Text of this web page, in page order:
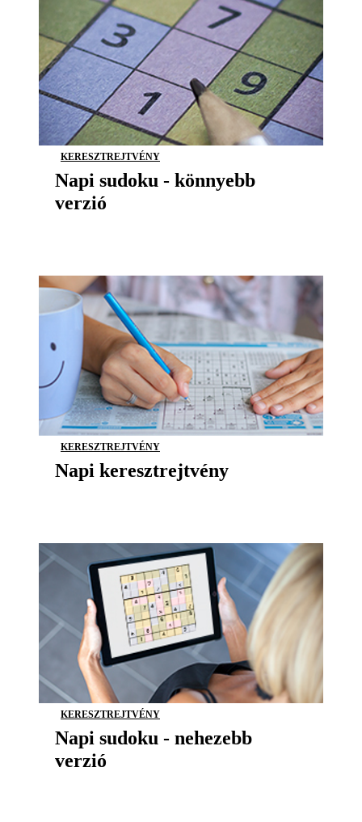
KERESZTREJTVÉNY
Napi sudoku - könnyebb
verzió
KERESZTREJTVÉNY
Napi keresztrejtvény
KERESZTREJTVÉNY
Napi sudoku - nehezebb
verzió